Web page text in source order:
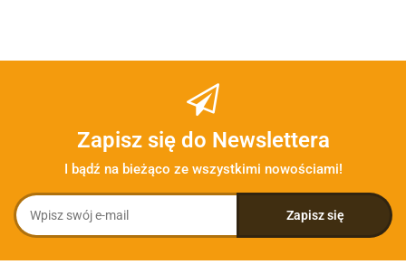
Zapisz się do Newslettera
I bądź na bieżąco ze wszystkimi nowościami!